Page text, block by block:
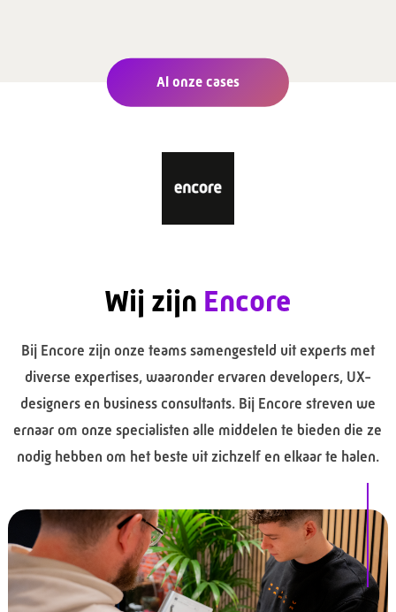
Al onze cases
Wij zijn Encore
Bij Encore zijn onze teams samengesteld uit experts met
diverse expertises, waaronder ervaren developers, UX-
designers en business consultants. Bij Encore streven we
ernaar om onze specialisten alle middelen te bieden die ze
nodig hebben om het beste uit zichzelf en elkaar te halen.